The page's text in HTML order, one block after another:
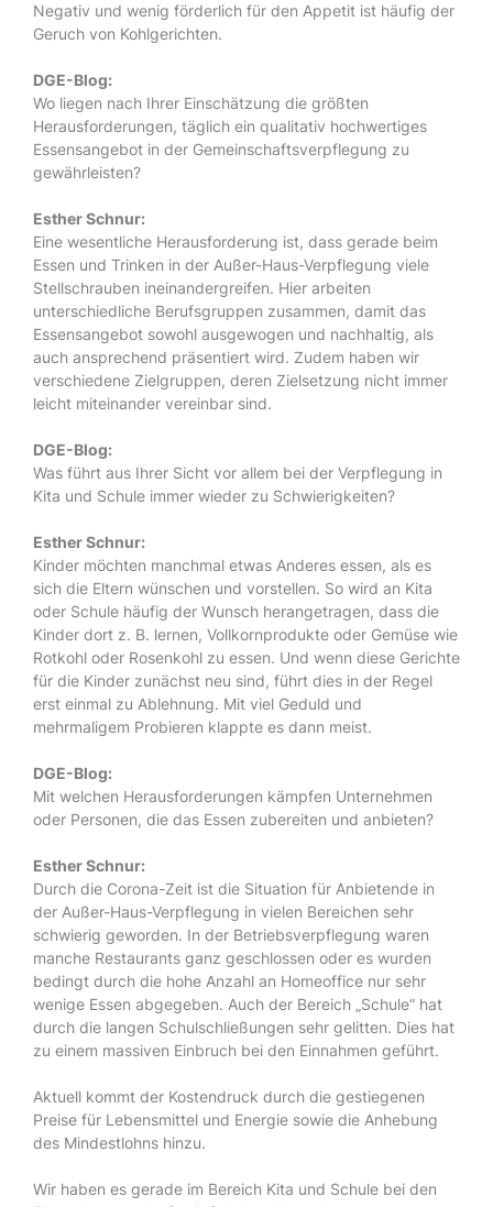
Negativ und wenig förderlich für den Appetit ist häufig der
Geruch von Kohlgerichten.
DGE-Blog:
Wo liegen nach Ihrer Einschätzung die größten
Herausforderungen, täglich ein qualitativ hochwertiges
Essensangebot in der Gemeinschaftsverpflegung zu
gewährleisten?
Esther Schnur:
Eine wesentliche Herausforderung ist, dass gerade beim
Essen und Trinken in der Außer-Haus-Verpflegung viele
Stellschrauben ineinandergreifen. Hier arbeiten
unterschiedliche Berufsgruppen zusammen, damit das
Essensangebot sowohl ausgewogen und nachhaltig, als
auch ansprechend präsentiert wird. Zudem haben wir
verschiedene Zielgruppen, deren Zielsetzung nicht immer
leicht miteinander vereinbar sind.
DGE-Blog:
Was führt aus Ihrer Sicht vor allem bei der Verpflegung in
Kita und Schule immer wieder zu Schwierigkeiten?
Esther Schnur:
Kinder möchten manchmal etwas Anderes essen, als es
sich die Eltern wünschen und vorstellen. So wird an Kita
oder Schule häufig der Wunsch herangetragen, dass die
Kinder dort z. B. lernen, Vollkornprodukte oder Gemüse wie
Rotkohl oder Rosenkohl zu essen. Und wenn diese Gerichte
für die Kinder zunächst neu sind, führt dies in der Regel
erst einmal zu Ablehnung. Mit viel Geduld und
mehrmaligem Probieren klappte es dann meist.
DGE-Blog:
Mit welchen Herausforderungen kämpfen Unternehmen
oder Personen, die das Essen zubereiten und anbieten?
Esther Schnur:
Durch die Corona-Zeit ist die Situation für Anbietende in
der Außer-Haus-Verpflegung in vielen Bereichen sehr
schwierig geworden. In der Betriebsverpflegung waren
manche Restaurants ganz geschlossen oder es wurden
bedingt durch die hohe Anzahl an Homeoffice nur sehr
wenige Essen abgegeben. Auch der Bereich „Schule“ hat
durch die langen Schulschließungen sehr gelitten. Dies hat
zu einem massiven Einbruch bei den Einnahmen geführt.
Aktuell kommt der Kostendruck durch die gestiegenen
Preise für Lebensmittel und Energie sowie die Anhebung
des Mindestlohns hinzu.
Wir haben es gerade im Bereich Kita und Schule bei den